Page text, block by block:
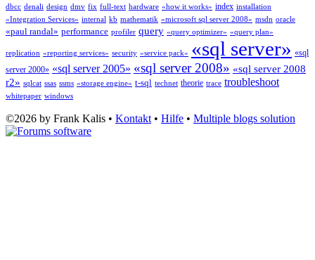
dbcc denali design dmv fix full-text hardware «how it works» index installation
«Integration Services» internal kb mathematik «microsoft sql server 2008» msdn oracle
«paul randal» performance profiler query «query optimizer» «query plan»
replication «reporting services» security «service pack» «sql server» «sql
server 2000» «sql server 2005» «sql server 2008» «sql server 2008
r2» sqlcat ssas ssms «storage engine» t-sql technet theorie trace troubleshoot
whitepaper windows
©2026 by Frank Kalis • Kontakt • Hilfe • Multiple blogs solution